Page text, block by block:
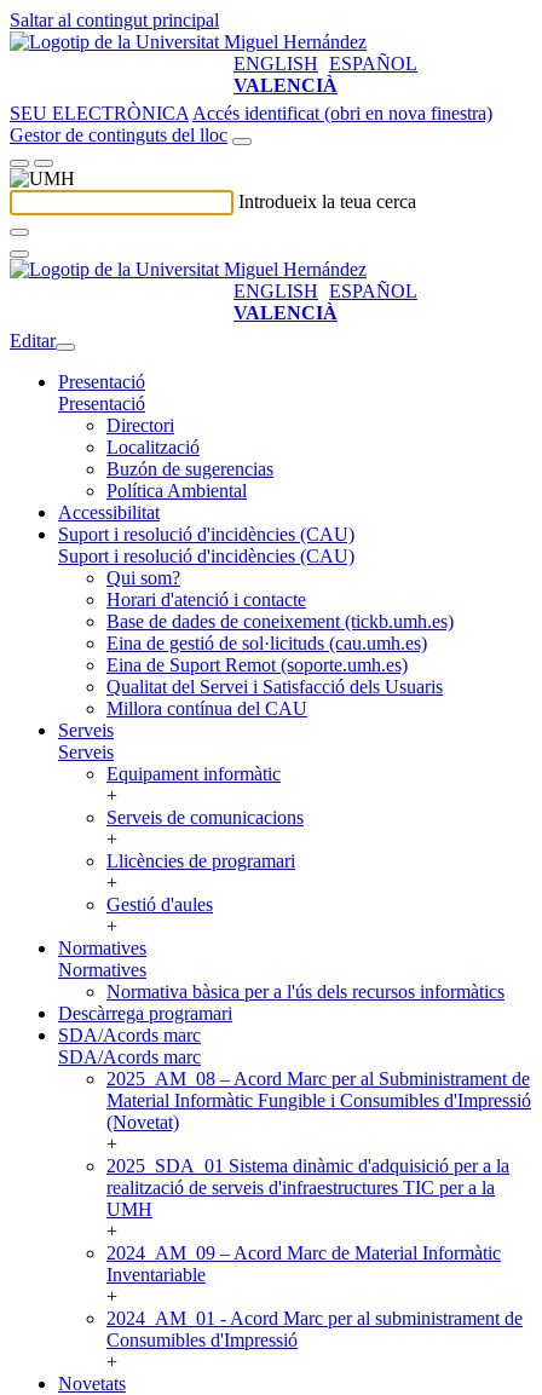
Saltar al contingut principal
ENGLISH ESPAÑOL
VALENCIÀ
SEU ELECTRÒNICA Accés identificat (obri en nova finestra)
Gestor de continguts del lloc
Introdueix la teua cerca
ENGLISH ESPAÑOL
VALENCIÀ
Editar
Presentació
Presentació
Directori
Localització
Buzón de sugerencias
Política Ambiental
Accessibilitat
Suport i resolució d'incidències (CAU)
Suport i resolució d'incidències (CAU)
Qui som?
Horari d'atenció i contacte
Base de dades de coneixement (tickb.umh.es)
Eina de gestió de sol·licituds (cau.umh.es)
Eina de Suport Remot (soporte.umh.es)
Qualitat del Servei i Satisfacció dels Usuaris
Millora contínua del CAU
Serveis
Serveis
Equipament informàtic
+
Serveis de comunicacions
+
Llicències de programari
+
Gestió d'aules
+
Normatives
Normatives
Normativa bàsica per a l'ús dels recursos informàtics
Descàrrega programari
SDA/Acords marc
SDA/Acords marc
2025_AM_08 – Acord Marc per al Subministrament de
Material Informàtic Fungible i Consumibles d'Impressió
(Novetat)
+
2025_SDA_01 Sistema dinàmic d'adquisició per a la
realització de serveis d'infraestructures TIC per a la
UMH
+
2024_AM_09 – Acord Marc de Material Informàtic
Inventariable
+
2024_AM_01 - Acord Marc per al subministrament de
Consumibles d'Impressió
+
Novetats